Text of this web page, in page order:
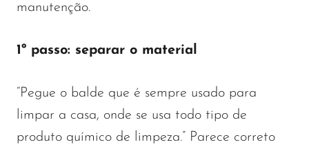
manutenção.
1º passo: separar o material
“Pegue o balde que é sempre usado para
limpar a casa, onde se usa todo tipo de
produto químico de limpeza.” Parece correto